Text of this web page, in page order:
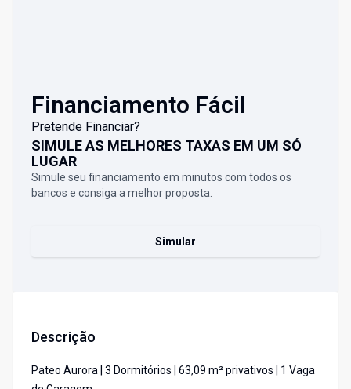
Financiamento Fácil
Pretende Financiar?
SIMULE AS MELHORES TAXAS EM UM SÓ
LUGAR
Simule seu financiamento em minutos com todos os
bancos e consiga a melhor proposta.
Simular
Descrição
Pateo Aurora | 3 Dormitórios | 63,09 m² privativos | 1 Vaga